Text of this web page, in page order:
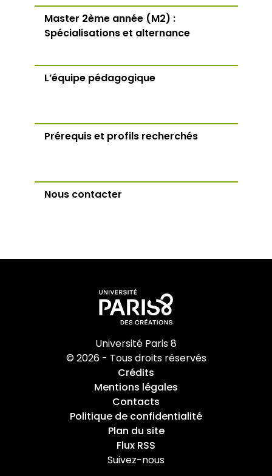
Master 2ème année (M2) :
Spécialisations et alternance
L’équipe pédagogique
Prérequis et profils recherchés
Nous contacter
Université Paris 8
© 2026 - Tous droits réservés
Crédits
Mentions légales
Contacts
Politique de confidentialité
Plan du site
Flux RSS
Suivez-nous